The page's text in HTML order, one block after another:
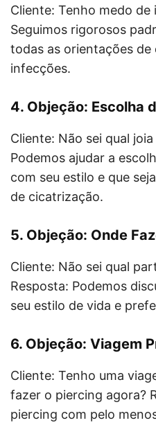
Cliente: Tenho medo
Seguimos rigorosos
todas as orientações
infecções.
4. Objeção: Escolha
Cliente: Não sei qual
Podemos ajudar a
com seu estilo e que
de cicatrização.
5. Objeção: Onde
Cliente: Não sei qual
Resposta: Podemos
seu estilo de vida e
6. Objeção: Viagem
Cliente: Tenho uma
fazer o piercing agora?
piercing com pelo